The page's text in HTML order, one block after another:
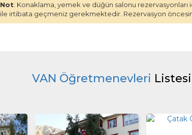
Not: Konaklama, yemek ve düğün salonu rezervasyonları
ile irtibata geçmeniz gerekmektedir. Rezervasyon
VAN Öğretmenevleri Listesi